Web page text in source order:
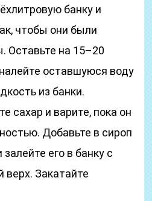
банку и
чтобы они были
Оставьте на 15–20
оставшуюся воду
из банки.
сахар и варите, пока он
Добавьте в сироп
его в банку с
верх. Закатайте